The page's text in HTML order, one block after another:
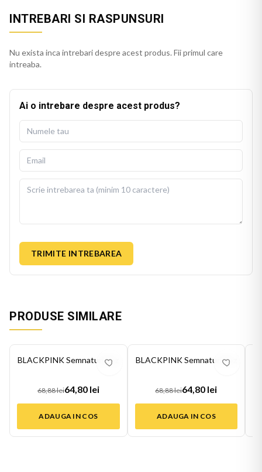
INTREBARI SI RASPUNSURI
Nu exista inca intrebari despre acest produs. Fii primul care
intreaba.
Ai o intrebare despre acest produs?
TRIMITE INTREBAREA
PRODUSE SIMILARE
6%
BLACKPINK Semnaturi Roz
68,88 lei64,80 lei
ADAUGA IN COS
6%
BLACKPINK Semnaturi Roz
68,88 lei64,80 lei
ADAUGA IN COS